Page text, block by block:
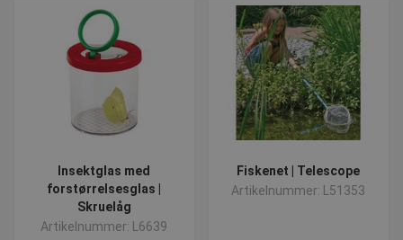
Insektglas med
forstørrelsesglas |
Skruelåg
Artikelnummer: L6639
Fiskenet | Telescope
Artikelnummer: L51353